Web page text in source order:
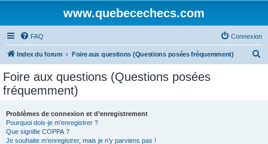
www.quebecechecs.com
FAQ Connexion
Index du forum Foire aux questions (Questions posées fréquemment)
Foire aux questions (Questions posées
fréquemment)
Problèmes de connexion et d’enregistrement
Pourquoi dois-je m’enregistrer ?
Que signifie COPPA ?
Je souhaite m’enregistrer, mais je n’y parviens pas !